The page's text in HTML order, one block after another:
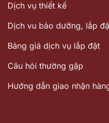
Dịch vụ thiết kế
Dịch vu bảo dưỡng, lắp
Bảng giá dịch vụ lắp đặt
Câu hỏi thường gặp
Hướng dẫn giao nhận